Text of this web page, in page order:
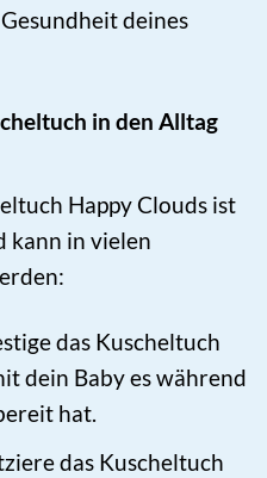
deines
in den Alltag
Happy Clouds ist
kann in vielen
das Kuscheltuch
dein Baby es während
hat.
das Kuscheltuch